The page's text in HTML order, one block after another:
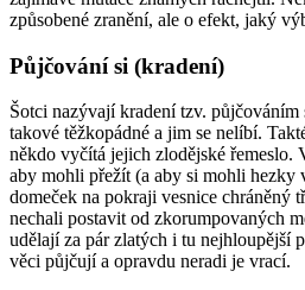
způsobené zranění, ale o efekt, jaký
Půjčování si (kradení)
Šotci nazývají kradení tzv.
takové těžkopádné a jim se nelíbí.
někdo vyčítá jejich zlodějské
aby mohli přežít (a aby si mohli
domeček na pokraji vesnice chráněný
nechali postavit od zkorumpovaných
udělají za pár zlatých i tu nejhloupější
věci půjčují a opravdu neradi je vrací.